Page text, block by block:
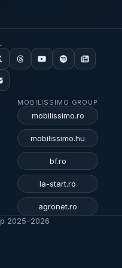
MOBILISSIMO GROUP
mobilissimo.ro
mobilissimo.hu
bf.ro
la-start.ro
agronet.ro
2025–2026